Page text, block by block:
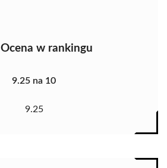
Ocena w rankingu
9.25 na 10
9.25